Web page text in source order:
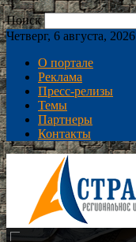
Поиск
Четверг, 6 августа, 2026
О портале
Реклама
Пресс-релизы
Темы
Партнеры
Контакты